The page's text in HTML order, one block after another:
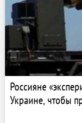
Россияне
Украине, чтобы